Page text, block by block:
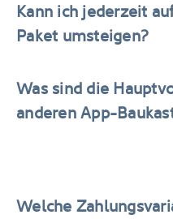
Kann ich jederzeit
Paket umsteigen?
Was sind die
anderen App-
Welche